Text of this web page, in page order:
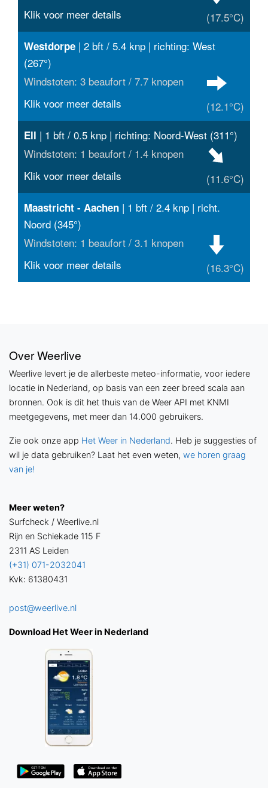
(17.5°C)
Klik voor meer details
Westdorpe | 2 bft / 5.4 knp | richting: West
(267°)
Windstoten: 3 beaufort / 7.7 knopen
(12.1°C)
Klik voor meer details
Ell | 1 bft / 0.5 knp | richting: Noord-West (311°)
Windstoten: 1 beaufort / 1.4 knopen
(11.6°C)
Klik voor meer details
Maastricht - Aachen | 1 bft / 2.4 knp | richt.
Noord (345°)
Windstoten: 1 beaufort / 3.1 knopen
(16.3°C)
Klik voor meer details
Over Weerlive
Weerlive levert je de allerbeste meteo-informatie, voor iedere
locatie in Nederland, op basis van een zeer breed scala aan
bronnen. Ook is dit het thuis van de Weer API met KNMI
meetgegevens, met meer dan 14.000 gebruikers.
Zie ook onze app Het Weer in Nederland. Heb je suggesties of
wil je data gebruiken? Laat het even weten, we horen graag
van je!
Meer weten?
Surfcheck / Weerlive.nl
Rijn en Schiekade 115 F
2311 AS Leiden
(+31) 071-2032041
Kvk: 61380431
post@weerlive.nl
Download Het Weer in Nederland